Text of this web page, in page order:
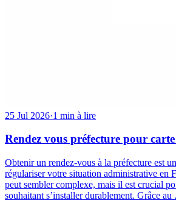
25 Jul 2026·1 min à lire
Rendez vous préfecture pour
Obtenir un rendez-vous à la préfecture est
régulariser votre situation administrative en
peut sembler complexe, mais il est crucial
souhaitant s’installer durablement. Grâce au